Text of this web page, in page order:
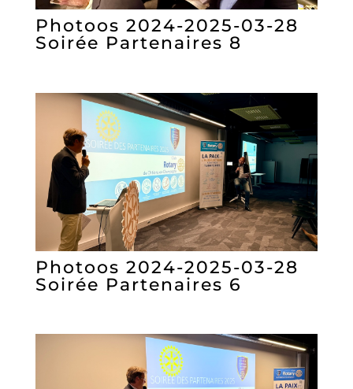
Photoos 2024-2025-03-28
Soirée Partenaires 8
Photoos 2024-2025-03-28
Soirée Partenaires 6